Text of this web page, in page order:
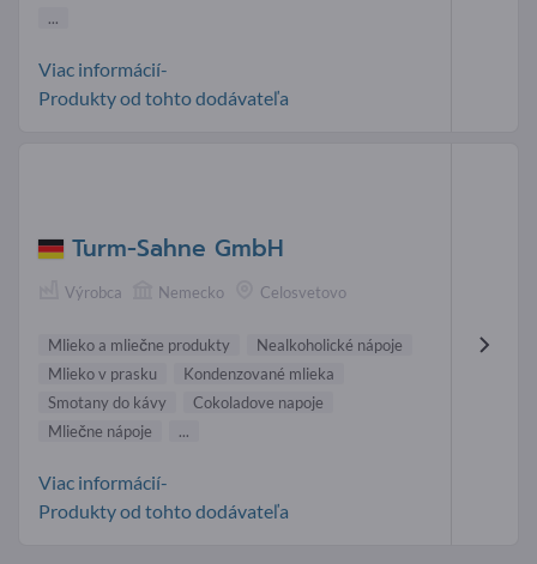
...
Viac informácií-
Produkty od tohto dodávateľa
Turm-Sahne GmbH
Výrobca Nemecko Celosvetovo
Mlieko a mliečne produkty
Nealkoholické nápoje
Mlieko v prasku
Kondenzované mlieka
Smotany do kávy
Cokoladove napoje
Mliečne nápoje
...
Viac informácií-
Produkty od tohto dodávateľa